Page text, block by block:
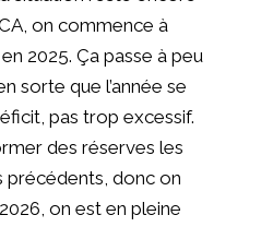
on commence à
2025. Ça passe à peu
sorte que l’année se
pas trop excessif.
des réserves les
précédents, donc on
on est en pleine